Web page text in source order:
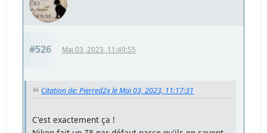
#526 Mai 03, 2023, 11:49:55
Citation de: Pierred2x le Mai 03, 2023, 11:17:31
C'est exactement ça !